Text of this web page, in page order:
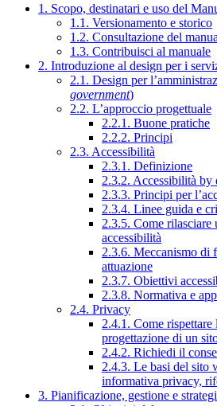
1. Scopo, destinatari e uso del
1.1. Versionamento e storico
1.2. Consultazione del
1.3. Contribuisci al manuale
2. Introduzione al design per i
2.1. Design per
government)
2.2. L’approccio progettuale
2.2.1. Buone pratiche
2.2.2. Principi
2.3. Accessibilità
2.3.1. Definizione
2.3.2. Accessibilità by
2.3.3. Principi per
2.3.4. Linee guida e
2.3.5. Come rilasciare
accessibilità
2.3.6. Meccanismo di
attuazione
2.3.7. Obiettivi
2.3.8. Normativa e
2.4. Privacy
2.4.1. Come
progettazione di un
2.4.2. Richiedi il
2.4.3. Le basi del sito
informativa privacy,
3. Pianificazione, gestione e